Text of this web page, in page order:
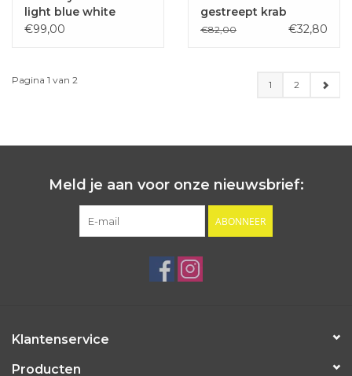
light blue white
€99,00
gestreept krab
€82,00 €32,80
Pagina 1 van 2 1 2
Meld je aan voor onze nieuwsbrief:
ABONNEER
Klantenservice
Producten